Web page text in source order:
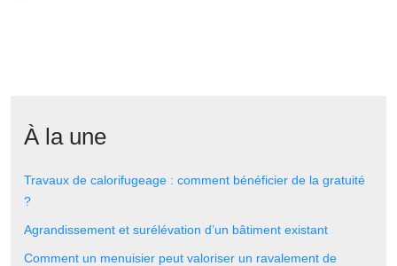
À la une
Travaux de calorifugeage : comment bénéficier de la gratuité
?
Agrandissement et surélévation d’un bâtiment existant
Comment un menuisier peut valoriser un ravalement de